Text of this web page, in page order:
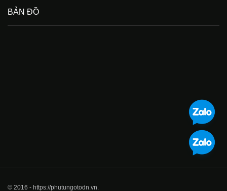
BẢN ĐỒ
© 2016 - https://phutungotodn.vn.